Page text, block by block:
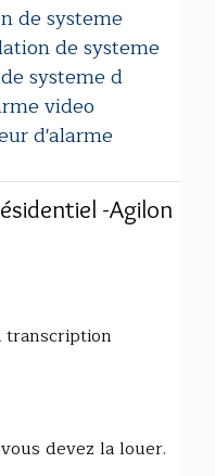
de systeme
de systeme
systeme d
video
d'alarme
-Agilon
transcription
devez la louer.